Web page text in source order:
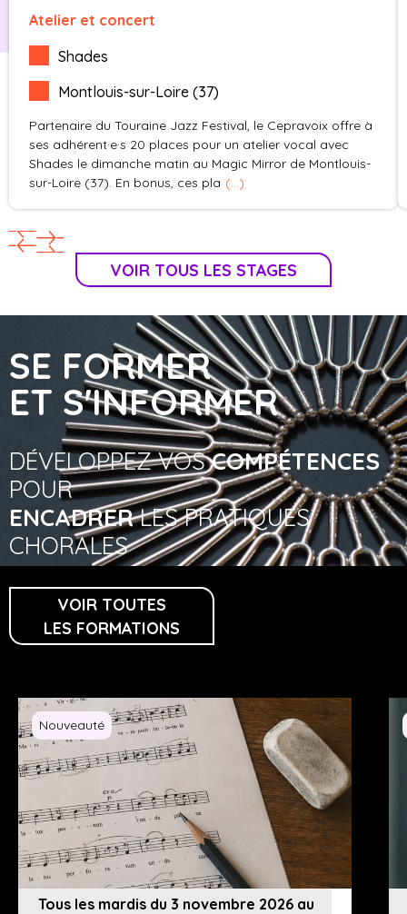
Atelier et concert
Shades
Montlouis-sur-Loire (37)
Partenaire du Touraine Jazz Festival, le Cepravoix offre à
ses adhérent·e·s 20 places pour un atelier vocal avec
Shades le dimanche matin au Magic Mirror de Montlouis-
sur-Loire (37). En bonus, ces pla (...)
VOIR TOUS LES STAGES
SE FORMER
ET S'INFORMER
DÉVELOPPEZ VOSCOMPÉTENCES
POUR
ENCADRERLES PRATIQUES
CHORALES
VOIR TOUTES
LES FORMATIONS
Nouveauté
Tous les mardis du 3 novembre 2026 au